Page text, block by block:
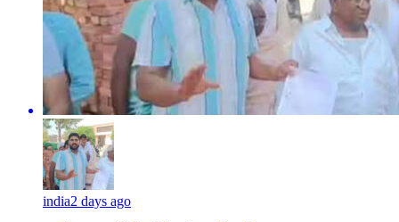
india2 days ago